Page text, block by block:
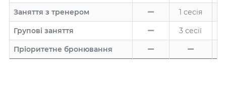
Заняття з тренером 1 сесія
Групові заняття 3 сесії
Пріоритетне бронювання